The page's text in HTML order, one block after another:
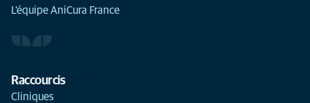
L'équipe AniCura France
Raccourcis
Cliniques